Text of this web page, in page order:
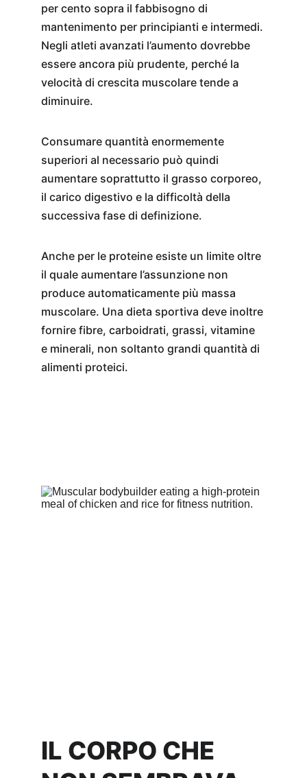
per cento sopra il fabbisogno di
mantenimento per principianti e intermedi.
Negli atleti avanzati l’aumento dovrebbe
essere ancora più prudente, perché la
velocità di crescita muscolare tende a
diminuire.
Consumare quantità enormemente
superiori al necessario può quindi
aumentare soprattutto il grasso corporeo,
il carico digestivo e la difficoltà della
successiva fase di definizione.
Anche per le proteine esiste un limite oltre
il quale aumentare l’assunzione non
produce automaticamente più massa
muscolare. Una dieta sportiva deve inoltre
fornire fibre, carboidrati, grassi, vitamine
e minerali, non soltanto grandi quantità di
alimenti proteici.
IL CORPO CHE